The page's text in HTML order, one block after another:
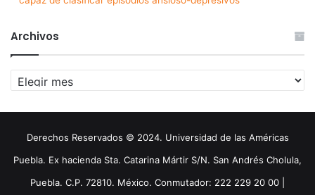
Archivos
Archivos
Derechos Reservados © 2024. Universidad de las Américas
Puebla. Ex hacienda Sta. Catarina Mártir S/N. San Andrés Cholula,
Puebla. C.P. 72810. México. Conmutador: 222 229 20 00 |